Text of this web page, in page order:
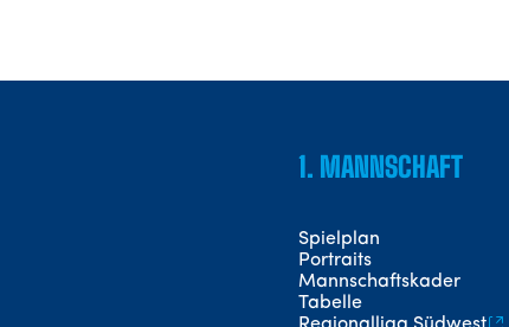
1. MANNSCHAFT
Spielplan
Portraits
Mannschaftskader
Tabelle